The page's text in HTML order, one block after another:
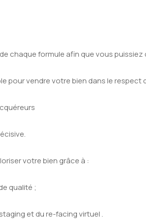
chaque formule afin que vous
pour vendre votre bien dans le
votre bien grâce à :
qualité ;
et du re-facing virtuel .